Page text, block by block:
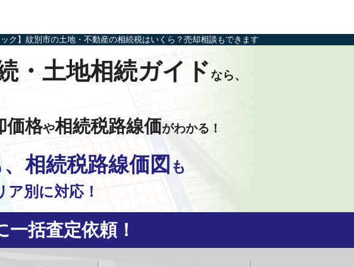
ック】紋別市の土地・不動産の相続税はいくら？売却相談もできます
・土地相続ガイドなら、
価格や相続税路線価がわかる！
相続税路線価図 も
ア別に対応！
一括査定依頼！